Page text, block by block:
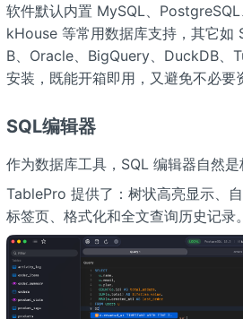
软件默认内置 MySQL、
kHouse 等常用数据库支持，其它如
B、Oracle、BigQuery、DuckDB、
安装，既能开箱即用，又避免不必要
SQL编辑器
作为数据库工具，SQL 编辑器自然是
TablePro 提供了：树状高亮显示、
标签页、格式化和全文查询历史记录。